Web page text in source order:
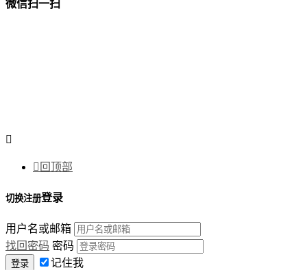
微信扫一扫

 回顶部
切换注册登录
用户名或邮箱
找回密码 密码
记住我